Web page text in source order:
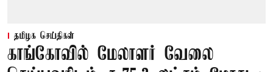
தமிழக செய்திகள்
காங்கோவில் மேலாளர் வேலை